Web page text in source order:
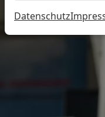
Datenschutz